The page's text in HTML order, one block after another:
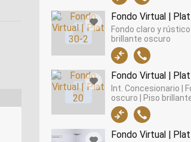
Fondo Virtual |
Fondo claro y rústico
brillante oscuro
Fondo Virtual |
Int. Concesionario |
oscuro | Piso
Fondo Virtual |